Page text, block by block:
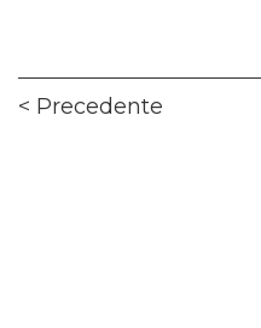
Navigazione
Precedente